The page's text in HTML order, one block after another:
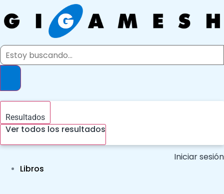
al
contenido
Search
Resultados
Ver todos los resultados
Iniciar sesión
Libros